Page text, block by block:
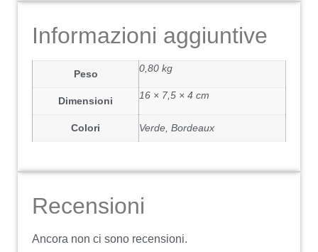
Informazioni aggiuntive
Peso 0,80 kg
Dimensioni 16 × 7,5 × 4 cm
Colori Verde, Bordeaux
Recensioni
Ancora non ci sono recensioni.